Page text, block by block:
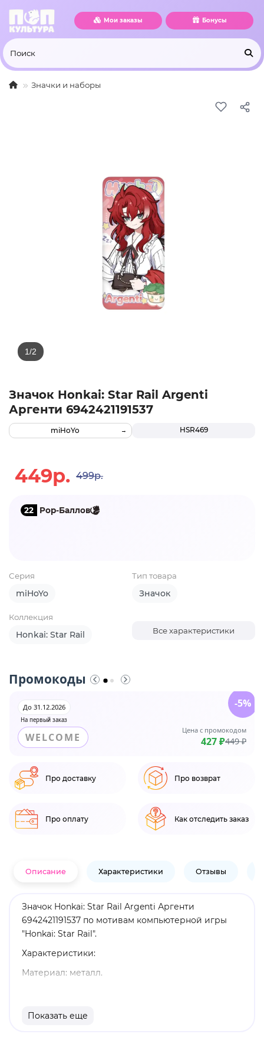
Мои заказы Бонусы
Значки и наборы
Значок Honkai: Star Rail Argenti
Аргенти 6942421191537
HSR469
miHoYo
449р. 499р.
22 Pop-Баллов
Серия
miHoYo
Тип товара
Значок
Коллекция
Honkai: Star Rail Все характеристики
Промокоды
На первый заказ
До 31.12.2026
WELCOME
Цена с промокодом
427 ₽449 ₽
-5%
Про доставку Про возврат
Про оплату Как отследить заказ
Описание Характеристики Отзывы
Значок Honkai: Star Rail Argenti Аргенти
6942421191537 по мотивам компьютерной игры
"Honkai: Star Rail".
Характеристики:
Материал: металл.
Оригинальный и официально лицензированный
Показать еще